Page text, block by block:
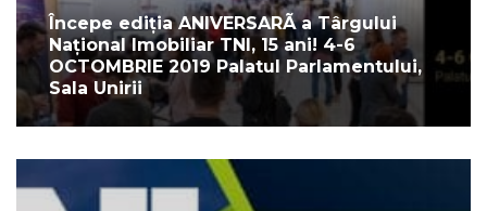
Începe ediția ANIVERSARÃ a Târgului
Național Imobiliar TNI, 15 ani! 4-6
OCTOMBRIE 2019 Palatul Parlamentului,
Sala Unirii